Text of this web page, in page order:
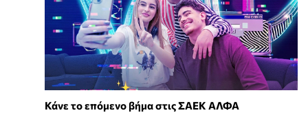
Κάνε το επόμενο βήμα στις ΣΑΕΚ ΑΛΦΑ